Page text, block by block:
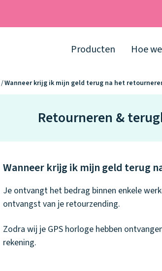
Producten Hoe
Wanneer krijg ik mijn geld terug na het
Retourneren &
Wanneer krijg ik mijn geld terug
Je ontvangt het bedrag binnen enkele
ontvangst van je retourzending.
Zodra wij je GPS horloge hebben
rekening.